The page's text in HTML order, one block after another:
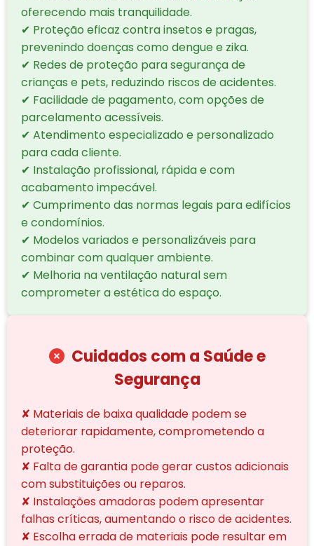
oferecendo mais tranquilidade.
✔ Proteção eficaz contra insetos e pragas,
prevenindo doenças como dengue e zika.
✔ Redes de proteção para segurança de
crianças e pets, reduzindo riscos de acidentes.
✔ Facilidade de pagamento, com opções de
parcelamento acessíveis.
✔ Atendimento especializado e personalizado
para cada cliente.
✔ Instalação profissional, rápida e com
acabamento impecável.
✔ Cumprimento das normas legais para edifícios
e condomínios.
✔ Modelos variados e personalizáveis para
combinar com qualquer ambiente.
✔ Melhoria na ventilação natural sem
comprometer a estética do espaço.
Cuidados com a Saúde e
Segurança
✘ Materiais de baixa qualidade podem se
deteriorar rapidamente, comprometendo a
proteção.
✘ Falta de garantia pode gerar custos adicionais
com substituições ou reparos.
✘ Instalações amadoras podem apresentar
falhas críticas, aumentando o risco de acidentes.
✘ Escolha errada de materiais pode resultar em